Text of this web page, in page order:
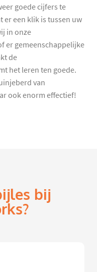
goede cijfers te
er een klik is tussen uw
in onze
er gemeenschappelijke
de
het leren ten goede.
van
ook enorm effectief!
bij